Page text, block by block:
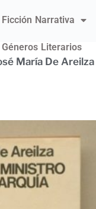
Ficción Narrativa
Géneros Literarios
María De Areilza